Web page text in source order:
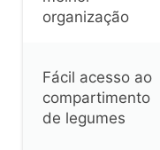
organização
Fácil acesso ao
compartimento
de legumes